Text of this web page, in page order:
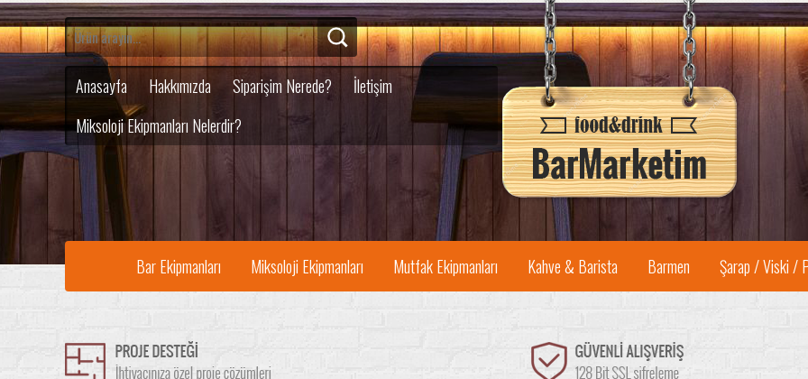
Anasayfa Hakkımızda Siparişim Nerede?
İletişim
Miksoloji Ekipmanları Nelerdir?
Bar Ekipmanları Miksoloji Ekipmanları Mutfak Ekipmanları Kahve & Barista Barmen Şarap / Viski /